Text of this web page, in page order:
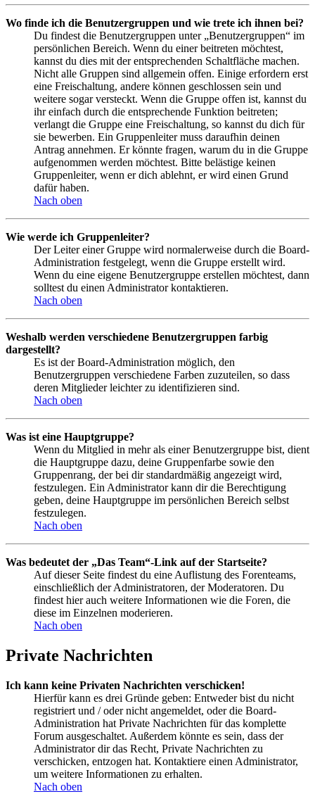
Wo finde ich die Benutzergruppen und wie trete ich ihnen bei?
Du findest die Benutzergruppen unter „Benutzergruppen“ im
persönlichen Bereich. Wenn du einer beitreten möchtest,
kannst du dies mit der entsprechenden Schaltfläche machen.
Nicht alle Gruppen sind allgemein offen. Einige erfordern erst
eine Freischaltung, andere können geschlossen sein und
weitere sogar versteckt. Wenn die Gruppe offen ist, kannst du
ihr einfach durch die entsprechende Funktion beitreten;
verlangt die Gruppe eine Freischaltung, so kannst du dich für
sie bewerben. Ein Gruppenleiter muss daraufhin deinen
Antrag annehmen. Er könnte fragen, warum du in die Gruppe
aufgenommen werden möchtest. Bitte belästige keinen
Gruppenleiter, wenn er dich ablehnt, er wird einen Grund
dafür haben.
Nach oben
Wie werde ich Gruppenleiter?
Der Leiter einer Gruppe wird normalerweise durch die Board-
Administration festgelegt, wenn die Gruppe erstellt wird.
Wenn du eine eigene Benutzergruppe erstellen möchtest, dann
solltest du einen Administrator kontaktieren.
Nach oben
Weshalb werden verschiedene Benutzergruppen farbig
dargestellt?
Es ist der Board-Administration möglich, den
Benutzergruppen verschiedene Farben zuzuteilen, so dass
deren Mitglieder leichter zu identifizieren sind.
Nach oben
Was ist eine Hauptgruppe?
Wenn du Mitglied in mehr als einer Benutzergruppe bist, dient
die Hauptgruppe dazu, deine Gruppenfarbe sowie den
Gruppenrang, der bei dir standardmäßig angezeigt wird,
festzulegen. Ein Administrator kann dir die Berechtigung
geben, deine Hauptgruppe im persönlichen Bereich selbst
festzulegen.
Nach oben
Was bedeutet der „Das Team“-Link auf der Startseite?
Auf dieser Seite findest du eine Auflistung des Forenteams,
einschließlich der Administratoren, der Moderatoren. Du
findest hier auch weitere Informationen wie die Foren, die
diese im Einzelnen moderieren.
Nach oben
Private Nachrichten
Ich kann keine Privaten Nachrichten verschicken!
Hierfür kann es drei Gründe geben: Entweder bist du nicht
registriert und / oder nicht angemeldet, oder die Board-
Administration hat Private Nachrichten für das komplette
Forum ausgeschaltet. Außerdem könnte es sein, dass der
Administrator dir das Recht, Private Nachrichten zu
verschicken, entzogen hat. Kontaktiere einen Administrator,
um weitere Informationen zu erhalten.
Nach oben